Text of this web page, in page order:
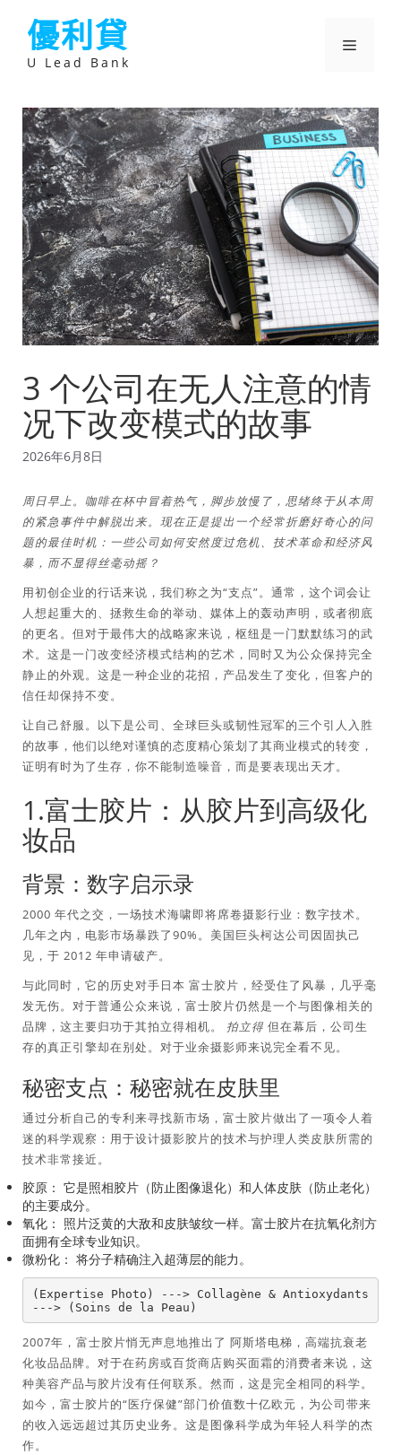
優利貸
U Lead Bank
選
3 个公司在无人注意的情
况下改变模式的故事
2026年6月8日
周日早上。咖啡在杯中冒着热气，脚步放慢了，思绪终于从本周
的紧急事件中解脱出来。现在正是提出一个经常折磨好奇心的问
题的最佳时机：一些公司如何安然度过危机、技术革命和经济风
暴，而不显得丝毫动摇？
用初创企业的行话来说，我们称之为“支点”。通常，这个词会让
人想起重大的、拯救生命的举动、媒体上的轰动声明，或者彻底
的更名。但对于最伟大的战略家来说，枢纽是一门默默练习的武
术。这是一门改变经济模式结构的艺术，同时又为公众保持完全
静止的外观。这是一种企业的花招，产品发生了变化，但客户的
信任却保持不变。
让自己舒服。以下是公司、全球巨头或韧性冠军的三个引人入胜
的故事，他们以绝对谨慎的态度精心策划了其商业模式的转变，
证明有时为了生存，你不能制造噪音，而是要表现出天才。
1.富士胶片：从胶片到高级化
妆品
背景：数字启示录
2000 年代之交，一场技术海啸即将席卷摄影行业：数字技术。
几年之内，电影市场暴跌了90%。美国巨头柯达公司因固执己
见，于 2012 年申请破产。
与此同时，它的历史对手日本 富士胶片 ，经受住了风暴，几乎毫
发无伤。对于普通公众来说，富士胶片仍然是一个与图像相关的
品牌，这主要归功于其拍立得相机。 拍立得 但在幕后，公司生
存的真正引擎却在别处。对于业余摄影师来说完全看不见。
秘密支点：秘密就在皮肤里
通过分析自己的专利来寻找新市场，富士胶片做出了一项令人着
迷的科学观察：用于设计摄影胶片的技术与护理人类皮肤所需的
技术非常接近。
胶原： 它是照相胶片（防止图像退化）和人体皮肤（防止老化）
的主要成分。
氧化： 照片泛黄的大敌和皮肤皱纹一样。富士胶片在抗氧化剂方
面拥有全球专业知识。
微粉化： 将分子精确注入超薄层的能力。
(Expertise Photo) ---> Collagène & Antioxydants
2007年，富士胶片悄无声息地推出了 阿斯塔电梯 ，高端抗衰老
化妆品品牌。对于在药房或百货商店购买面霜的消费者来说，这
种美容产品与胶片没有任何联系。然而，这是完全相同的科学。
如今，富士胶片的“医疗保健”部门价值数十亿欧元，为公司带来
的收入远远超过其历史业务。这是图像科学成为年轻人科学的杰
作。